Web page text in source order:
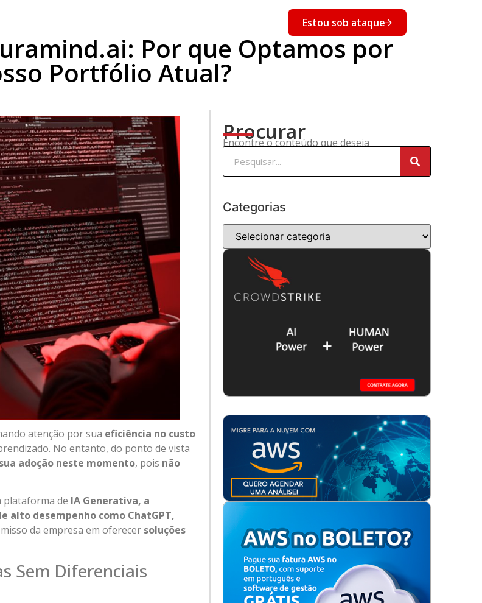
Estou sob ataque
Por que Optamos por
Portfólio Atual?
atenção por sua eficiência no custo
No entanto, do ponto de vista
adoção neste momento, pois não
plataforma de IA Generativa, a
alto desempenho como ChatGPT,
da empresa em oferecer soluções
Sem Diferenciais
Procurar
Encontre o conteúdo que deseja
Categorias